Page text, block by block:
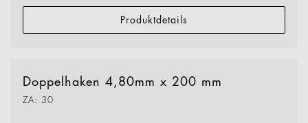
Produktdetails
Doppelhaken 4,80mm x 200 mm
ZA: 30